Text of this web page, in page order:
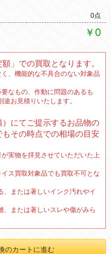
0点
￥0
」での買取となります。
、機能的な不具合のない対象品
なもの、作動に問題のあるも
お見積りいたします。
にてご提示するお品物の
その時点での相場の目安
実物を拝見させていただいた上
ス買取対象品でも買取不可とな
、または著しいインク汚れやイ
、または著しいスレや傷がみら
のカートに進む